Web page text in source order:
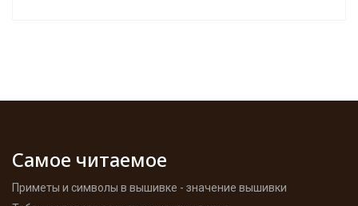
Самое читаемое
Приметы и символы в вышивке - значение вышивки